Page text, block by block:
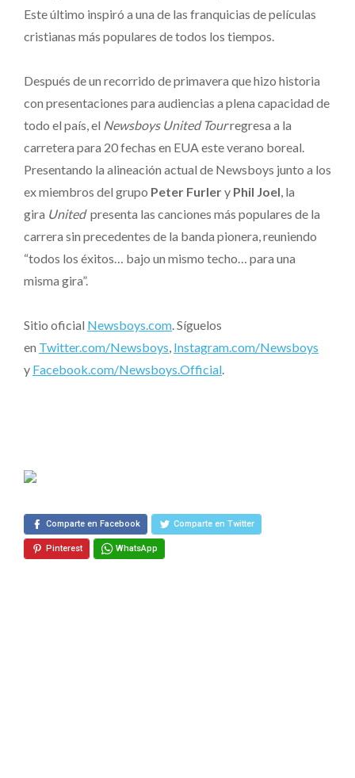
Este último inspiró a una de las franquicias de películas
cristianas más populares de todos los tiempos.
Después de un recorrido de primavera que hizo historia
con presentaciones para audiencias a plena capacidad de
todo el país, el Newsboys United Tourregresa a la
carretera para 20 fechas en EUA este verano boreal.
Presentando la alineación actual de Newsboys junto a los
ex miembros del grupo Peter Furlery Phil Joel , la
gira United presenta las canciones más populares de la
carrera sin precedentes de la banda pionera, reuniendo
“todos los éxitos… bajo un mismo techo… para una
misma gira”.
Sitio oficial Newsboys.com . Síguelos
en Twitter.com/Newsboys Instagram.com/Newsboys
y Facebook.com/Newsboys.Official
Comparte en Facebook Comparte en Twitter
Pinterest WhatsApp